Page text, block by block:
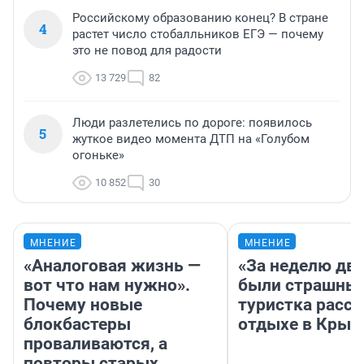
4
Российскому образованию конец? В стране
растет число стобалльников ЕГЭ — почему
это не повод для радости
13 729 82
5
Люди разлетелись по дороге: появилось
жуткое видео момента ДТП на «Голубом
огоньке»
10 852 30
МНЕНИЕ
«Аналоговая жизнь —
вот что нам нужно».
Почему новые
блокбастеры
проваливаются, а
МНЕНИЕ
«За неделю
были
туристка
отдыхе в